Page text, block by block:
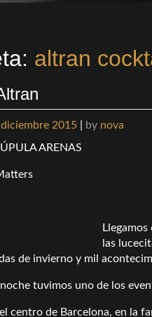
altran
2015 by nova
ARENAS
las
de invierno y mil
noche tuvimos uno de los
centro de Barcelona, en la